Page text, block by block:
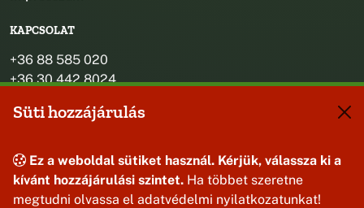
KAPCSOLAT
+36 88 585 020
+36 30 442 8024
jegyzo@bakonybel.hu
8427 Bakonybél, Pápai u. 7.
Süti hozzájárulás
Ez a weboldal sütiket használ. Kérjük, válassza ki a
kívánt hozzájárulási szintet. Ha többet szeretne
megtudni olvassa el adatvédelmi nyilatkozatunkat!